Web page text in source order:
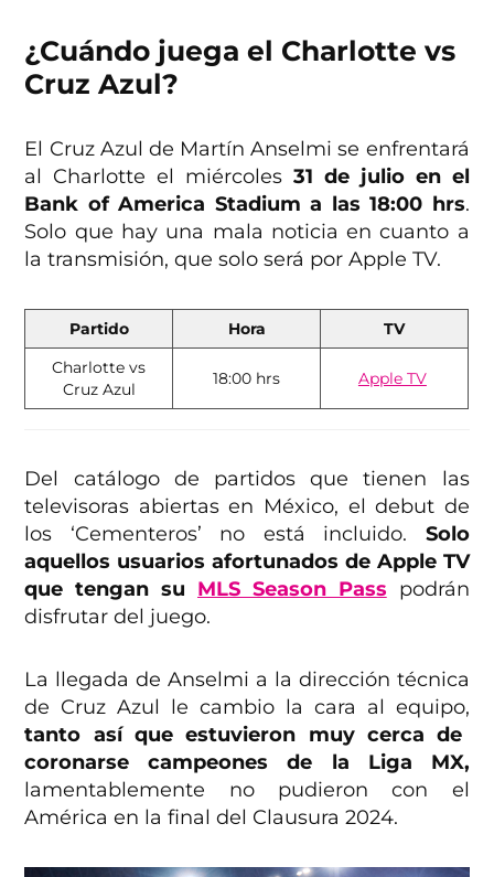
¿Cuándo juega el Charlotte vs
Cruz Azul?
El Cruz Azul de Martín Anselmi se enfrentará
al Charlotte el miércoles 31 de julio en el
Bank of America Stadium a las 18:00 hrs.
Solo que hay una mala noticia en cuanto a
la transmisión, que solo será por Apple TV.
Partido Hora
TV
Charlotte vs
Cruz Azul
18:00 hrs Apple TV
Del catálogo de partidos que tienen las
televisoras abiertas en México, el debut de
los ‘Cementeros’ no está incluido. Solo
aquellos usuarios afortunados de Apple TV
que tengan su MLS Season Pass podrán
disfrutar del juego.
La llegada de Anselmi a la dirección técnica
de Cruz Azul le cambio la cara al equipo,
tanto así que estuvieron muy cerca de
coronarse campeones de la Liga MX,
lamentablemente no pudieron con el
América en la final del Clausura 2024.